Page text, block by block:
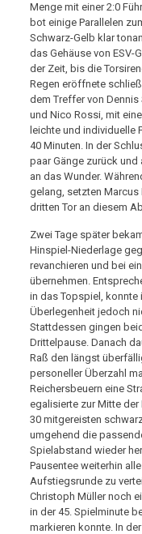
Menge mit einer 2:0
bot einige Parallelen
Schwarz-Gelb klar
das Gehäuse von ESV-
der Zeit, bis die
Regen eröffnete
dem Treffer von Dennis
und Nico Rossi, mit
leichte und individuelle
40 Minuten. In der
paar Gänge zurück und
an das Wunder.
gelang, setzten Marcus
dritten Tor an diesem
Zwei Tage später
Hinspiel-Niederlage
revanchieren und bei
übernehmen.
in das Topspiel, konnte
Überlegenheit jedoch
Stattdessen gingen
Drittelpause. Danach
Raß den längst
personeller Überzahl
Reichersbeuern eine
egalisierte zur Mitte der
30 mitgereisten
umgehend die
Spielabstand wieder
Pausentee weiterhin
Aufstiegsrunde zu
Christoph Müller noch
in der 45. Spielminute
markieren konnte. In